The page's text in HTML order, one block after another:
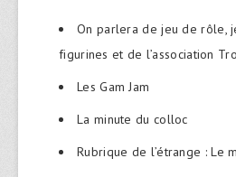
On parlera de jeu de rôle,
figurines et de l’association
Les Gam Jam
La minute du colloc
Rubrique de l’étrange : Le